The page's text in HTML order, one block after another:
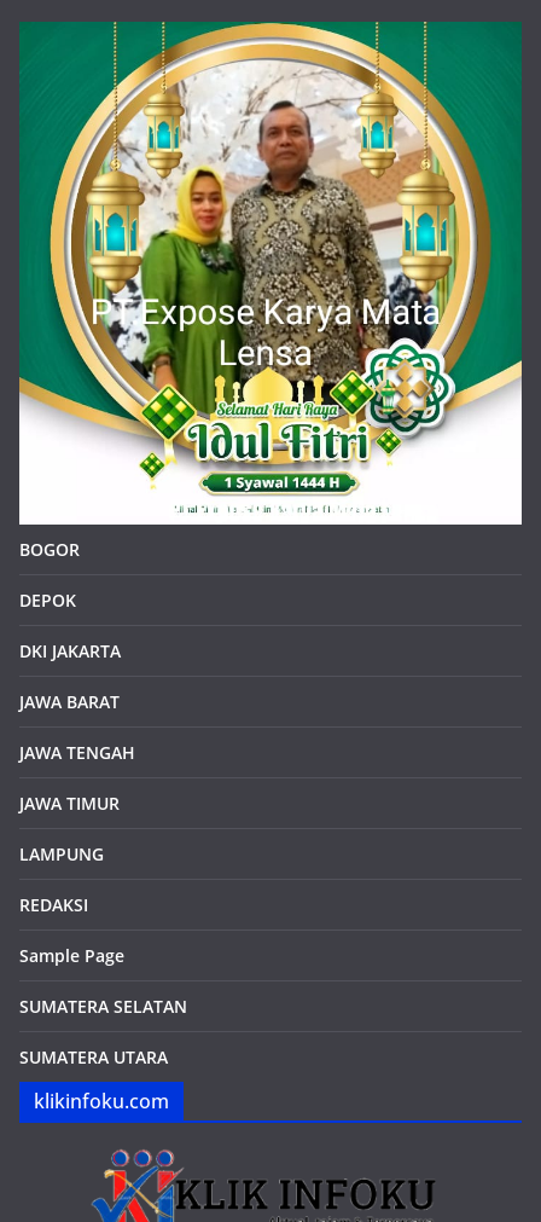
BOGOR
DEPOK
DKI JAKARTA
JAWA BARAT
JAWA TENGAH
JAWA TIMUR
LAMPUNG
REDAKSI
Sample Page
SUMATERA SELATAN
SUMATERA UTARA
klikinfoku.com